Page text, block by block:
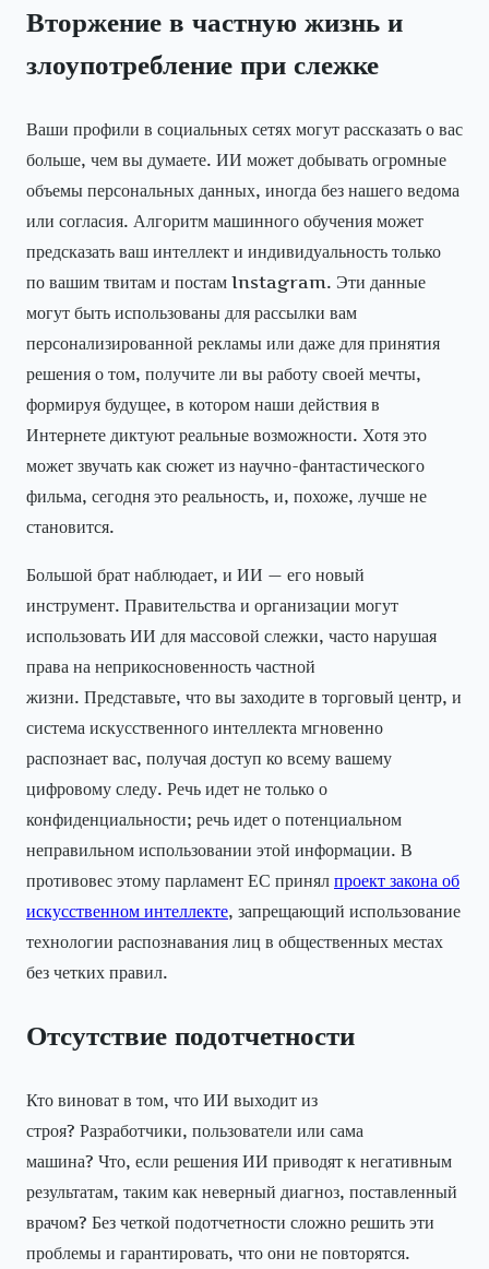
Вторжение в частную жизнь и
злоупотребление при слежке
Ваши профили в социальных сетях могут рассказать о вас
больше, чем вы думаете. ИИ может добывать огромные
объемы персональных данных, иногда без нашего ведома
или согласия. Алгоритм машинного обучения может
предсказать ваш интеллект и индивидуальность только
по вашим твитам и постам Instagram. Эти данные
могут быть использованы для рассылки вам
персонализированной рекламы или даже для принятия
решения о том, получите ли вы работу своей мечты,
формируя будущее, в котором наши действия в
Интернете диктуют реальные возможности. Хотя это
может звучать как сюжет из научно-фантастического
фильма, сегодня это реальность, и, похоже, лучше не
становится.
Большой брат наблюдает, и ИИ — его новый
инструмент. Правительства и организации могут
использовать ИИ для массовой слежки, часто нарушая
права на неприкосновенность частной
жизни. Представьте, что вы заходите в торговый центр, и
система искусственного интеллекта мгновенно
распознает вас, получая доступ ко всему вашему
цифровому следу. Речь идет не только о
конфиденциальности; речь идет о потенциальном
неправильном использовании этой информации. В
противовес этому парламент ЕС принял проект закона об
искусственном интеллекте, запрещающий использование
технологии распознавания лиц в общественных местах
без четких правил.
Отсутствие подотчетности
Кто виноват в том, что ИИ выходит из
строя? Разработчики, пользователи или сама
машина? Что, если решения ИИ приводят к негативным
результатам, таким как неверный диагноз, поставленный
врачом? Без четкой подотчетности сложно решить эти
проблемы и гарантировать, что они не повторятся.